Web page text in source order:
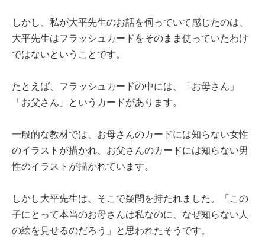
しかし、私が大平先生のお話を伺っていて感じたのは、
大平先生はフラッシュカードをそのまま使っていたわけ
ではないということです。
たとえば、フラッシュカードの中には、「お母さん」
「お父さん」というカードがあります。
一般的な教材では、お母さんのカードには知らない女性
のイラストが描かれ、お父さんのカードには知らない男
性のイラストが描かれています。
しかし大平先生は、そこで疑問を持たれました。「この
子にとって本当のお母さんは私なのに、なぜ知らない人
の絵を見せるのだろう」と思われたそうです。